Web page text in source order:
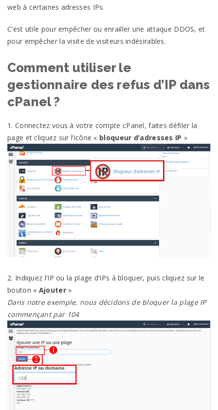
web à certaines adresses IPs.
C’est utile pour empêcher ou enrailler une attaque DDOS, et
pour empêcher la visite de visiteurs indésirables.
Comment utiliser le
gestionnaire des refus d’IP dans
cPanel ?
1. Connectez vous à votre compte cPanel, faites défiler la
page et cliquez sur l’icône « bloqueur d’adresses IP »
2. Indiquez l’IP ou la plage d’IPs à bloquer, puis cliquez sur le
bouton « Ajouter»
Dans notre exemple, nous décidons de bloquer la plage IP
commençant par 104